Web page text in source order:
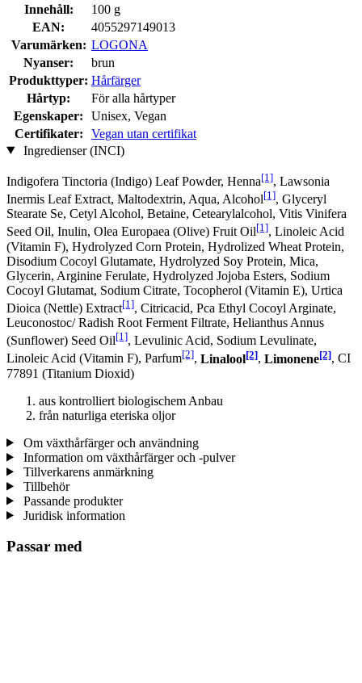
Innehåll:
100 g
EAN:
4055297149013
Varumärken: LOGONA
Nyanser:
brun
Produkttyper: Hårfärger
Hårtyp:
För alla hårtyper
Egenskaper:
Unisex, Vegan
Certifikater:
Vegan utan certifikat
Ingredienser (INCI)
Indigofera Tinctoria (Indigo) Leaf Powder, Henna[1], Lawsonia
Inermis Leaf Extract, Maltodextrin, Aqua, Alcohol[1], Glyceryl
Stearate Se, Cetyl Alcohol, Betaine, Cetearylalcohol, Vitis Vinifera
Seed Oil, Inulin, Olea Europaea (Olive) Fruit Oil[1], Linoleic Acid
(Vitamin F), Hydrolyzed Corn Protein, Hydrolized Wheat Protein,
Disodium Cocoyl Glutamate, Hydrolyzed Soy Protein, Mica,
Glycerin, Arginine Ferulate, Hydrolyzed Jojoba Esters, Sodium
Cocoyl Glutamat, Sodium Citrate, Tocopherol (Vitamin E), Urtica
Dioica (Nettle) Extract[1], Citricacid, Pca Ethyl Cocoyl Arginate,
Leuconostoc/ Radish Root Ferment Filtrate, Helianthus Annus
(Sunflower) Seed Oil[1], Levulinic Acid, Sodium Levulinate,
Linoleic Acid (Vitamin F), Parfum[2], Linalool[2], Limonene[2], CI
77891 (Titanium Dioxid)
aus kontrolliert biologischem Anbau
från naturliga eteriska oljor
Om växthårfärger och användning
Information om växthårfärger och -pulver
Tillverkarens anmärkning
Tillbehör
Passande produkter
Juridisk information
Passar med